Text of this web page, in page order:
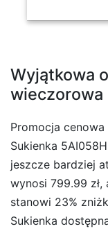
Wyjątkowa
wieczorowa
Promocja
Sukienka
jeszcze bardziej
wynosi 799.99 zł,
stanowi 23%
Sukienka